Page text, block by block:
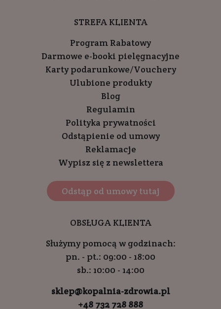
STREFA KLIENTA
Program Rabatowy
Darmowe e-booki pielęgnacyjne
Karty podarunkowe/Vouchery
Ulubione produkty
Blog
Regulamin
Polityka prywatności
Odstąpienie od umowy
Reklamacje
Wypisz się z newslettera
Odstąp od umowy tutaj
OBSŁUGA KLIENTA
Służymy pomocą w godzinach:
pn. - pt.: 09:00 - 18:00
sb.: 10:00 - 14:00
sklep@kopalnia-zdrowia.pl
+48 732 728 888